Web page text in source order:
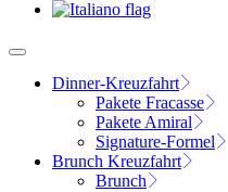
Dinner-Kreuzfahrt
Pakete Fracasse
Pakete Amiral
Signature-Formel
Brunch Kreuzfahrt
Brunch